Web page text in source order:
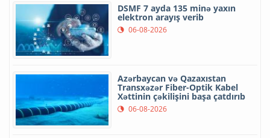
DSMF 7 ayda 135 minə yaxın
elektron arayış verib
06-08-2026
Azərbaycan və Qazaxıstan
Transxəzər Fiber-Optik Kabel
Xəttinin çəkilişini başa çatdırıb
06-08-2026